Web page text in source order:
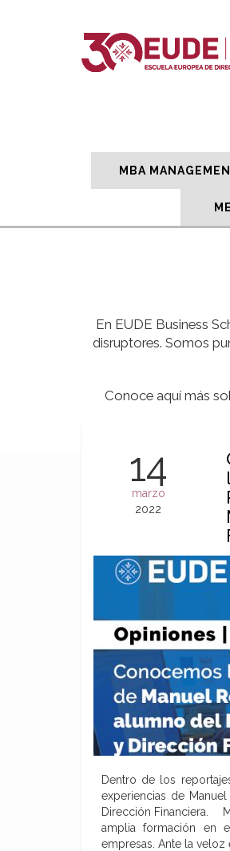
MBA
En EUDE Business
disruptores. Somos
Conoce aquí más
14
marzo
2022
Dentro de los
experiencias de
Dirección Financiera.
amplia formación en
empresas. Ante la